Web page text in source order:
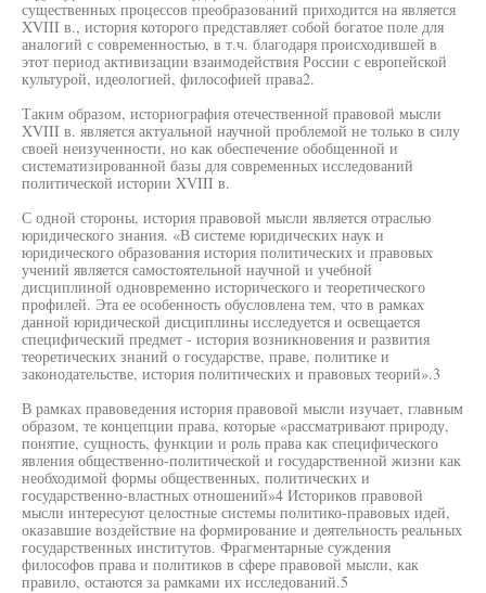
существенных процессов преобразований приходится на является
XVIII в., история которого представляет собой богатое поле для
аналогий с современностью, в т.ч. благодаря происходившей в
этот период активизации взаимодействия России с европейской
культурой, идеологией, философией права2.
Таким образом, историография отечественной правовой мысли
XVIII в. является актуальной научной проблемой не только в силу
своей неизученности, но как обеспечение обобщенной и
систематизированной базы для современных исследований
политической истории XVIII в.
С одной стороны, история правовой мысли является отраслью
юридического знания. «В системе юридических наук и
юридического образования история политических и правовых
учений является самостоятельной научной и учебной
дисциплиной одновременно исторического и теоретического
профилей. Эта ее особенность обусловлена тем, что в рамках
данной юридической дисциплины исследуется и освещается
специфический предмет - история возникновения и развития
теоретических знаний о государстве, праве, политике и
законодательстве, история политических и правовых теорий».3
В рамках правоведения история правовой мысли изучает, главным
образом, те концепции права, которые «рассматривают природу,
понятие, сущность, функции и роль права как специфического
явления общественно-политической и государственной жизни как
необходимой формы общественных, политических и
государственно-властных отношений»4 Историков правовой
мысли интересуют целостные системы политико-правовых идей,
оказавшие воздействие на формирование и деятельность реальных
государственных институтов. Фрагментарные суждения
философов права и политиков в сфере правовой мысли, как
правило, остаются за рамками их исследований.5